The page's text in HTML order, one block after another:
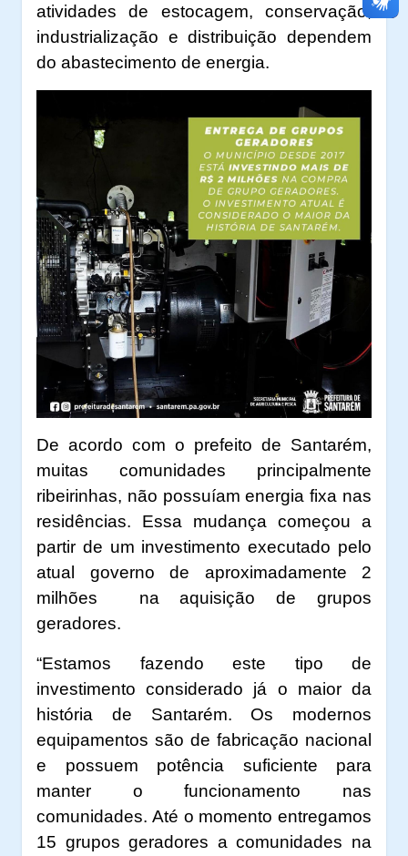
atividades de estocagem, conservação,
industrialização e distribuição dependem
do abastecimento de energia.
De acordo com o prefeito de Santarém,
muitas comunidades principalmente
ribeirinhas, não possuíam energia fixa nas
residências. Essa mudança começou a
partir de um investimento executado pelo
atual governo de aproximadamente 2
milhões
na aquisição de grupos
geradores.
“Estamos fazendo este tipo de
investimento considerado já o maior da
história de Santarém. Os modernos
equipamentos são de fabricação nacional
e possuem potência suficiente para
manter o funcionamento nas
comunidades. Até o momento entregamos
15 grupos geradores a comunidades na